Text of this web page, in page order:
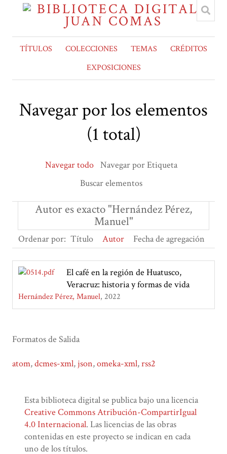
TÍTULOS COLECCIONES TEMAS
CRÉDITOS
EXPOSICIONES
Navegar por los elementos
(1 total)
Navegar todo Navegar por Etiqueta
Buscar elementos
Autor es exacto "Hernández Pérez,
Manuel"
Ordenar por: Título Autor Fecha de agregación
El café en la región de Huatusco,
Veracruz: historia y formas de vida
Hernández Pérez, Manuel 2022
Formatos de Salida
atom,dcmes-xml, json,omeka-xml,rss2
Esta biblioteca digital se publica bajo una licencia
Creative Commons Atribución-CompartirIgual
4.0 Internacional. Las licencias de las obras
contenidas en este proyecto se indican en cada
uno de los títulos.